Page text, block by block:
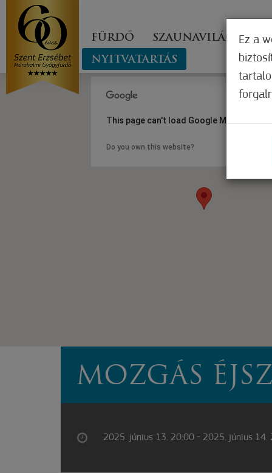
FÜRDŐ SZAUNAVILÁG
NYITVATARTÁS
This page can't load Google Maps
Do you own this website?
MOZGÁS
2025. június 13. 20:00 - 2025. június 14.
Ez a